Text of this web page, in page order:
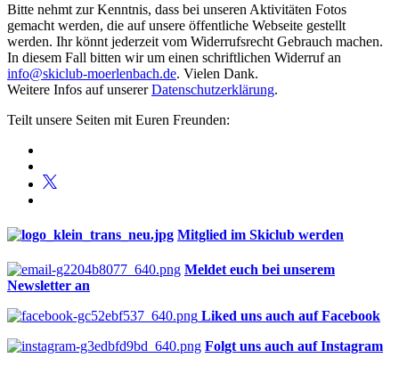
Bitte nehmt zur Kenntnis, dass bei unseren Aktivitäten Fotos
gemacht werden, die auf unsere öffentliche Webseite gestellt
werden. Ihr könnt jederzeit vom Widerrufsrecht Gebrauch machen.
In diesem Fall bitten wir um einen schriftlichen Widerruf an
info@skiclub-moerlenbach.de. Vielen Dank.
Weitere Infos auf unsererDatenschutzerklärung.
Teilt unsere Seiten mit Euren Freunden:
Mitglied im Skiclub werden
Meldet euch bei unserem
Newsletter an
Liked uns auch auf Facebook
Folgt uns auch auf Instagram